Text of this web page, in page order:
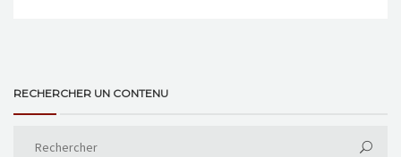
RECHERCHER UN CONTENU